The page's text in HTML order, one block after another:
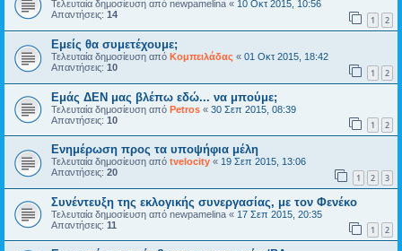
Τελευταία δημοσίευση από newpamelina « 10 Οκτ 2015, 10:56
Απαντήσεις: 14 1 2
Εμείς θα συμετέχουμε;
Τελευταία δημοσίευση από Κομπειλάδας « 01 Οκτ 2015, 18:42
Απαντήσεις: 10 1 2
Εμάς ΔΕΝ μας βλέπω εδώ... να μπούμε;
Τελευταία δημοσίευση από Petros « 30 Σεπ 2015, 08:39
Απαντήσεις: 10 1 2
Ενημέρωση προς τα υποψήφια μέλη
Τελευταία δημοσίευση από tvelocity « 19 Σεπ 2015, 13:06
Απαντήσεις: 20 1 2 3
Συνέντευξη της εκλογικής συνεργασίας, με τον Φενέκο
Τελευταία δημοσίευση από newpamelina « 17 Σεπ 2015, 20:35
Απαντήσεις: 11 1 2